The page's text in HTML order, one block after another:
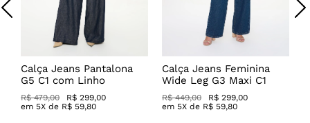
Calça Jeans Pantalona
G5 C1 com Linho
R$ 479,00
R$ 299,00
em 5X de R$ 59,80
Calça Jeans Feminina
Wide Leg G3 Maxi C1
R$ 449,00
R$ 299,00
em 5X de R$ 59,80